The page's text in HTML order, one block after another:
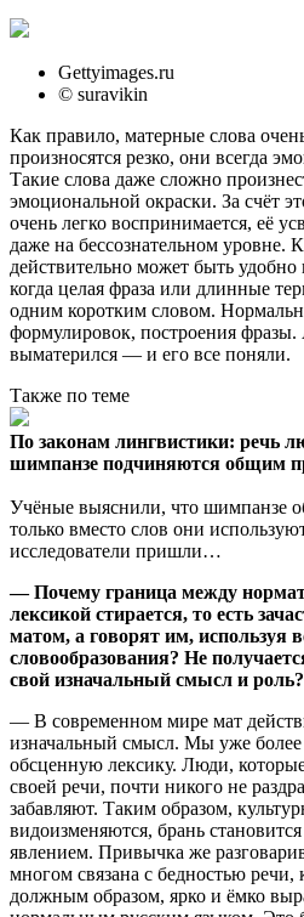
Gettyimages.ru
© suravikin
Как правило, матерные слова
произносятся резко, они всегда
Такие слова даже сложно
эмоциональной окраски. За счёт
очень легко воспринимается, её
даже на бессознательном уровне.
действительно может быть удобно
когда целая фраза или длинные
одним коротким словом.
формулировок, построения фразы.
выматерился — и его все поняли.
Также по теме
По законам лингвистики: речь
шимпанзе подчиняются общим
Учёные выяснили, что шимпанзе
только вместо слов они
исследователи пришли…
—Почему граница между
лексикой стирается, то есть
матом, а говорят им, используя
словообразования? Не
свой изначальный смысл и роль?
— В современном мире мат
изначальный смысл. Мы уже
обсценную лексику. Люди,
своей речи, почти никого не
забавляют. Таким образом,
видоизменяются, брань
явлением. Привычка же
многом связана с бедностью речи,
должным образом, ярко и ёмко